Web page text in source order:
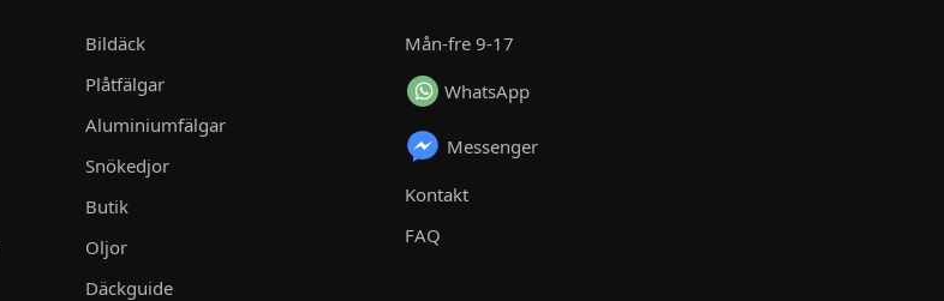
Bildäck
Plåtfälgar
Aluminiumfälgar
Snökedjor
Butik
Oljor
Däckguide
Mån-fre 9-17
WhatsApp
Messenger
Kontakt
FAQ